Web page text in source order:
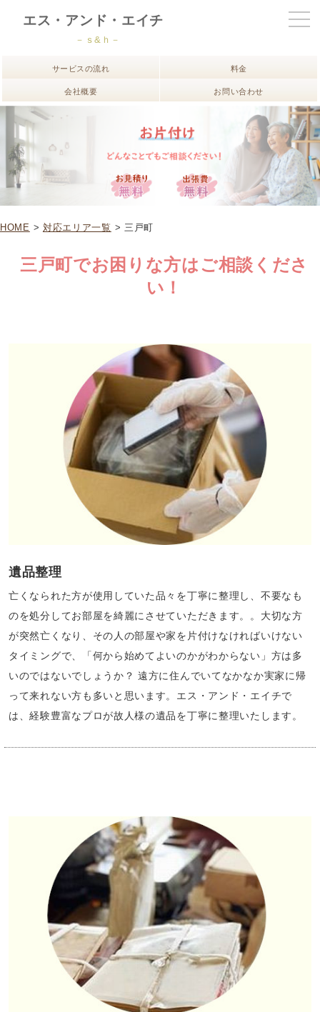
エス・アンド・エイチ
－ｓ&ｈ－
サービスの流れ 料金
会社概要 お問い合わせ
HOME > 対応エリア一覧 > 三戸町
三戸町でお困りな方はご相談くださ
い！
遺品整理
亡くなられた方が使用していた品々を丁寧に整理し、不要なも
のを処分してお部屋を綺麗にさせていただきます。。大切な方
が突然亡くなり、その人の部屋や家を片付けなければいけない
タイミングで、「何から始めてよいのかがわからない」方は多
いのではないでしょうか？ 遠方に住んでいてなかなか実家に帰
って来れない方も多いと思います。エス・アンド・エイチで
は、経験豊富なプロが故人様の遺品を丁寧に整理いたします。